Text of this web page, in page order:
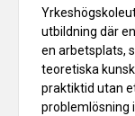
utbildning där
en arbetsplats,
teoretiska
praktiktid utan
problemlösning